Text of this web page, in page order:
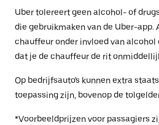
Uber tolereert geen alcohol- of
die gebruikmaken van de Uber-app.
chauffeur onder invloed van alcohol
dat je de chauffeur de rit
Op bedrijfsauto's kunnen extra
toepassing zijn, bovenop de
*Voorbeeldprijzen voor passagiers